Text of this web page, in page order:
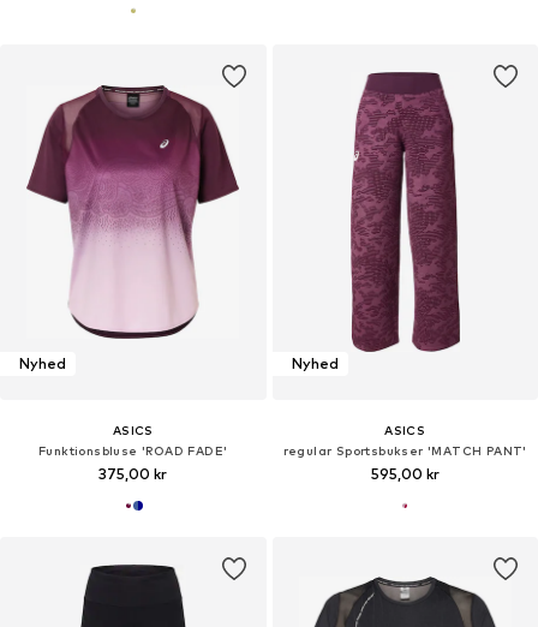
Nyhed
ASICS
Funktionsbluse 'ROAD FADE'
375,00 kr
Nyhed
ASICS
regular Sportsbukser 'MATCH PANT'
595,00 kr